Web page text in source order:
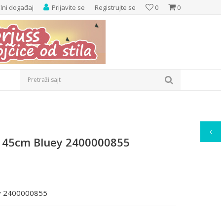
0
0
Prijavite se Registrujte se
događaj
Pretraži sajt
Bluey 2400000855
2400000855